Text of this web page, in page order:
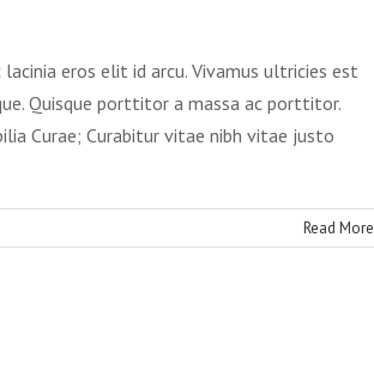
eros elit id arcu. Vivamus ultricies est
Quisque porttitor a massa ac porttitor.
Curae; Curabitur vitae nibh vitae justo
Read More